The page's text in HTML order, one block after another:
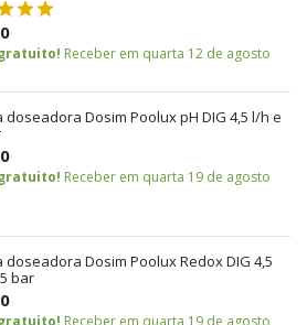
Receber em quarta 12 de agosto
doseadora Dosim Poolux pH DIG 4,5 l/h e
Receber em quarta 19 de agosto
doseadora Dosim Poolux Redox DIG 4,5
bar
Receber em quarta 19 de agosto